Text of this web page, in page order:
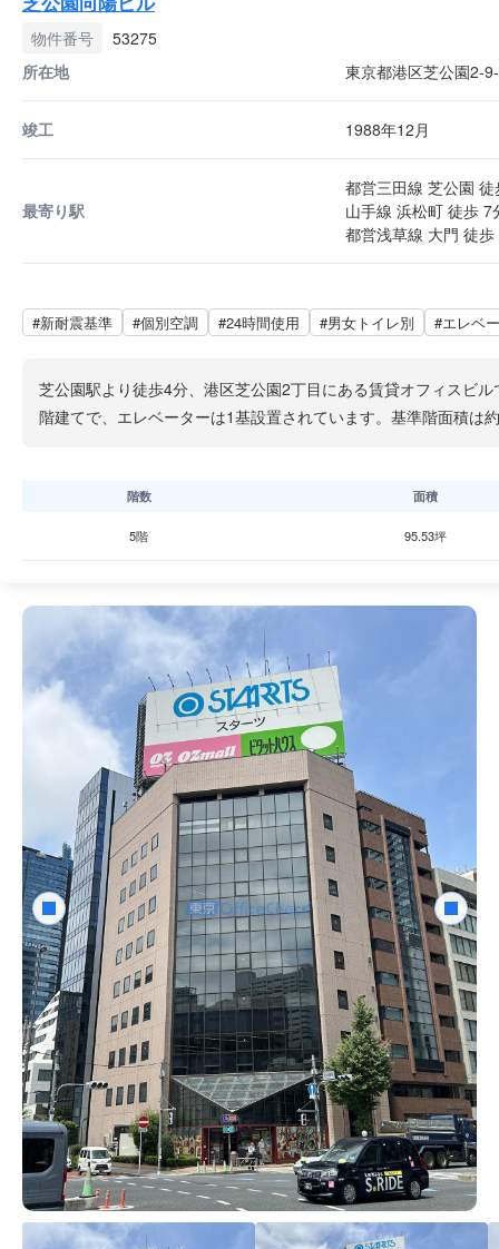
物件番号
53275
所在地
東京都港区芝公園2-
竣工 1988年12月
最寄り駅
都営三田線 芝公園
山手線 浜松町 徒歩 7
都営浅草線 大門 徒歩
#新耐震基準 #個別空調 #24時間使用 #男女トイレ別 #エレベ
芝公園駅より徒歩4分、港区芝公園2丁目にある賃貸オフィスビ
階建てで、エレベーターは1基設置されています。基準階面積
階数 面積
5階 95.53坪